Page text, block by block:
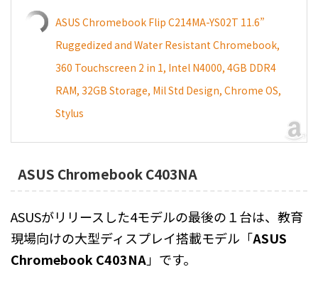
ASUS Chromebook Flip C214MA-YS02T 11.6”
Ruggedized and Water Resistant Chromebook,
360 Touchscreen 2 in 1, Intel N4000, 4GB DDR4
RAM, 32GB Storage, Mil Std Design, Chrome OS,
Stylus
ASUS Chromebook C403NA
ASUSがリリースした4モデルの最後の１台は、教育
現場向けの大型ディスプレイ搭載モデル「ASUS
Chromebook C403NA」です。